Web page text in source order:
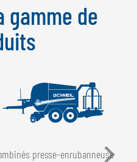
gamme de
presse-enrubanneuse